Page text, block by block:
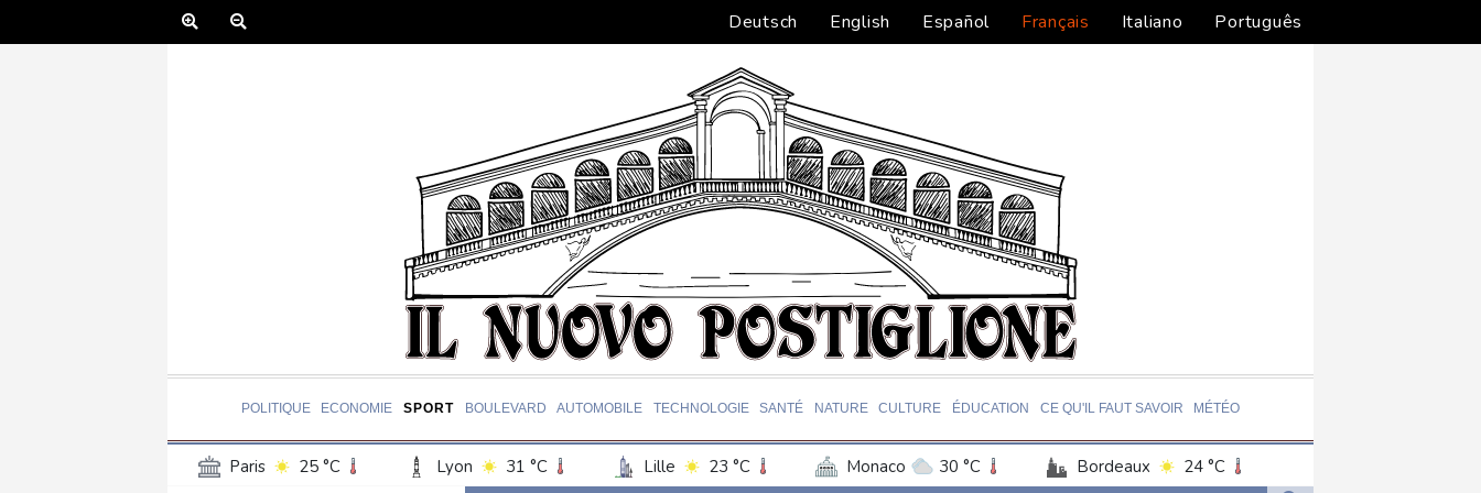
Deutsch English Español Français Italiano Português
POLITIQUE ECONOMIE SPORT BOULEVARD AUTOMOBILE TECHNOLOGIE SANTÉ NATURE CULTURE ÉDUCATION CE QU'IL FAUT SAVOIR MÉTÉO
Paris 25 °C Lyon 31 °C Lille 23 °C Monaco 30 °C Bordeaux
24 °C